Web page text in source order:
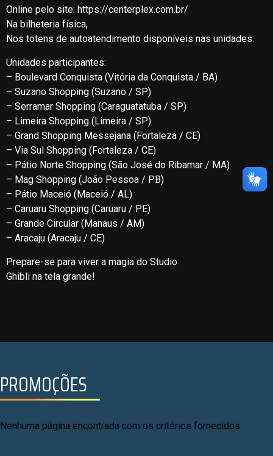
Online pelo site: https://centerplex.com.br/
Na bilheteria física,
Nos totens de autoatendimento disponíveis nas unidades.
Unidades participantes:
– Boulevard Conquista (Vitória da Conquista / BA)
– Suzano Shopping (Suzano / SP)
– Serramar Shopping (Caraguatatuba / SP)
– Limeira Shopping (Limeira / SP)
– Grand Shopping Messejana (Fortaleza / CE)
– Via Sul Shopping (Fortaleza / CE)
– Pátio Norte Shopping (São José do Ribamar / MA)
– Mag Shopping (João Pessoa / PB)
– Pátio Maceió (Maceió / AL)
– Caruaru Shopping (Caruaru / PE)
– Grande Circular (Manaus / AM)
– Aracaju (Aracaju / CE)
Prepare-se para viver a magia do Studio
Ghibli na tela grande!
PROMOÇÕES
Nenhuma página encontrada com os critérios fornecidos.